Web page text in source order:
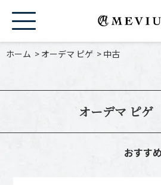
ホーム > オーデマ ピゲ > 中古
オーデマ ピ
おすす